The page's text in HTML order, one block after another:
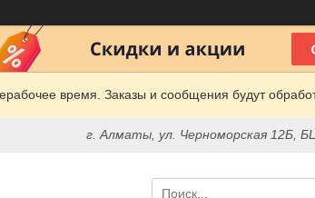
время. Заказы и сообщения будут
г. Алматы, ул. Черноморская 12Б,